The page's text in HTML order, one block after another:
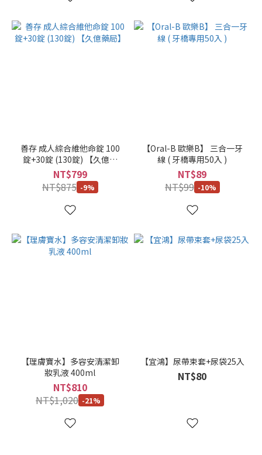
善存 成人綜合維他命錠 100
錠+30錠 (130錠) 【久億藥
局】
NT$799
NT$875 -9%
【Oral-B 歐樂B】 三合一牙
線 ( 牙橋專用50入 )
NT$89
NT$99 -10%
【理膚寶水】多容安清潔卸
妝乳液 400ml
NT$810
NT$1,020 -21%
【宜鴻】尿帶束套+尿袋25入
NT$80